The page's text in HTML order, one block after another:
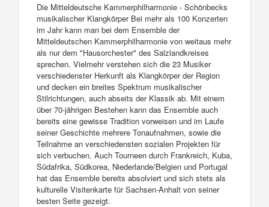
Die Mitteldeutsche Kammerphilharmonie - Schönbecks
musikalischer Klangkörper Bei mehr als 100 Konzerten
im Jahr kann man bei dem Ensemble der
Mitteldeutschen Kammerphilharmonie von weitaus mehr
als nur dem "Hausorchester" des Salzlandkreises
sprechen. Vielmehr verstehen sich die 23 Musiker
verschiedenster Herkunft als Klangkörper der Region
und decken ein breites Spektrum musikalischer
Stilrichtungen, auch abseits der Klassik ab. Mit einem
über 70-jährigen Bestehen kann das Ensemble auch
bereits eine gewisse Tradition vorweisen und im Laufe
seiner Geschichte mehrere Tonaufnahmen, sowie die
Teilnahme an verschiedensten sozialen Projekten für
sich verbuchen. Auch Tourneen durch Frankreich, Kuba,
Südafrika, Südkorea, Niederlande/Belgien und Portugal
hat das Ensemble bereits absolviert und sich stets als
kulturelle Visitenkarte für Sachsen-Anhalt von seiner
besten Seite gezeigt.